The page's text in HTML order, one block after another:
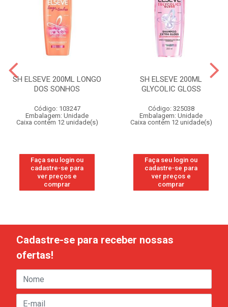
SH ELSEVE 200ML LONGO
DOS SONHOS
Código: 103247
Embalagem: Unidade
Caixa contém 12 unidade(s)
Faça seu login ou
cadastre-se para
ver preços e
comprar
SH ELSEVE 200ML
GLYCOLIC GLOSS
Código: 325038
Embalagem: Unidade
Caixa contém 12 unidade(s)
Faça seu login ou
cadastre-se para
ver preços e
comprar
Cadastre-se para receber nossas
ofertas!